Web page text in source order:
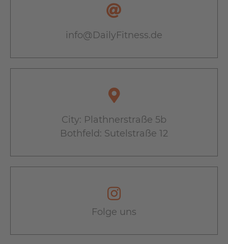
info@DailyFitness.de
City: Plathnerstraße 5b
Bothfeld: Sutelstraße 12
Folge uns